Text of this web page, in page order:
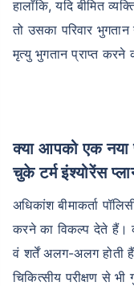
हालाँकि, यदि बीमित
तो उसका परिवार
मृत्यु भुगतान प्राप्त करने
क्या आपको एक नया प्लान खरीदना चाहिए या समाप्त हो
चुके टर्म इंश्योरेंस
अधिकांश बीमाकर्ता
करने का विकल्प देते हैं।
वं शर्तें अलग-अलग होती
चिकित्सीय परीक्षण से